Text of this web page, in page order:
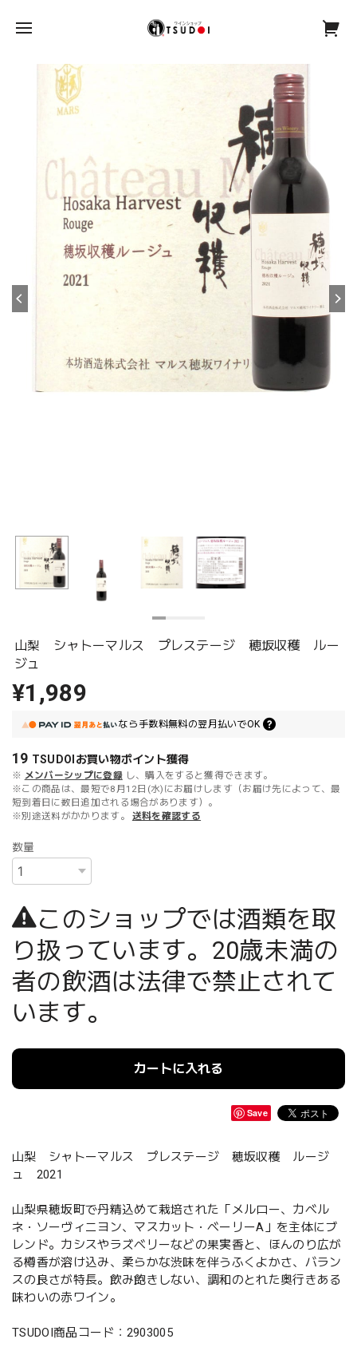
山梨 シャトーマルス プレステージ 穂坂収穫 ルー
ジュ
¥1,989
なら 手数料無料の翌月払いでOK
19 TSUDOIお買い物ポイント獲得
※ メンバーシップに登録 し、購入をすると獲得できます。
※この商品は、最短で8月12日(水)にお届けします（お届け先によって、最
短到着日に数日追加される場合があります）。
※別途送料がかかります。
送料を確認する
数量
このショップでは酒類を取
り扱っています。20歳未満の
者の飲酒は法律で禁止されて
います。
カートに入れる
Save
山梨 シャトーマルス プレステージ 穂坂収穫 ルージ
ュ 2021
山梨県穂坂町で丹精込めて栽培された「メルロー、カベル
ネ・ソーヴィニヨン、マスカット・ベーリーA」を主体にブ
レンド。カシスやラズベリーなどの果実香と、ほんのり広が
る樽香が溶け込み、柔らかな渋味を伴うふくよかさ、バラン
スの良さが特長。飲み飽きしない、調和のとれた奥行きある
味わいの赤ワイン。
TSUDOI商品コード：2903005